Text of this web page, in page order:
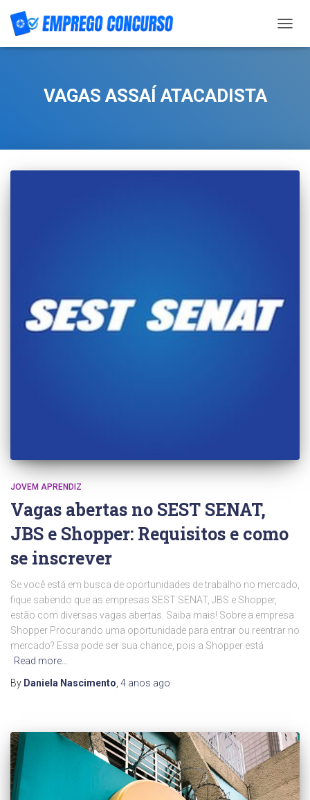
VAGAS ASSAÍ ATACADISTA
JOVEM APRENDIZ
Vagas abertas no SEST SENAT,
JBS e Shopper: Requisitos e como
se inscrever
Se você está em busca de oportunidades de trabalho no mercado,
fique sabendo que as empresas SEST SENAT, JBS e Shopper,
estão com diversas vagas abertas. Saiba mais! Sobre a empresa
Shopper Procurando uma oportunidade para entrar ou reentrar no
mercado? Essa pode ser sua chance, pois a Shopper está
Read more…
By Daniela Nascimento 4 anos ago